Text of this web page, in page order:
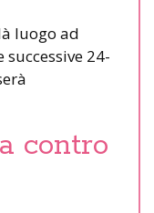
luogo ad
24-
contro